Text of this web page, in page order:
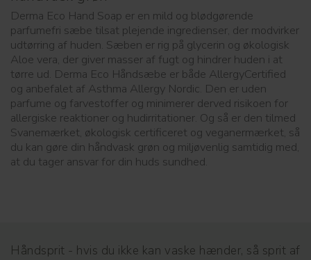
Derma Eco Hand Soap er en mild og blødgørende
parfumefri sæbe tilsat plejende ingredienser, der modvirker
udtørring af huden. Sæben er rig på glycerin og økologisk
Aloe vera, der giver masser af fugt og hindrer huden i at
tørre ud. Derma Eco Håndsæbe er både AllergyCertified
og anbefalet af Asthma Allergy Nordic. Den er uden
parfume og farvestoffer og minimerer derved risikoen for
allergiske reaktioner og hudirritationer. Og så er den tilmed
Svanemærket, økologisk certificeret og veganermærket, så
du kan gøre din håndvask grøn og miljøvenlig samtidig med,
at du tager ansvar for din huds sundhed.
Håndsprit - hvis du ikke kan vaske hænder, så sprit af